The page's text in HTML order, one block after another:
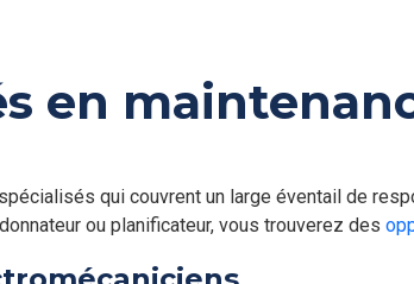
en
qui couvrent un large éventail de
ou planificateur, vous trouverez des